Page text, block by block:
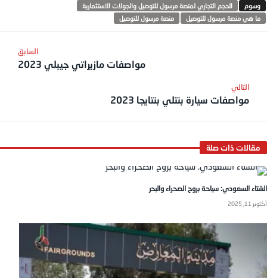
الحجم التجاري لمنصة مرسول للتوصيل والجولات الاستثمارية
ما هي منصة مرسول للتوصيل
منصة مرسول للتوصيل
مواصفات مازيراتي جيبلي 2023
مواصفات سيارة بنتلي بنتايجا 2023
الشتاء السعودي: سياحة بروح الصحراء والبحر
أكتوبر 11, 2025